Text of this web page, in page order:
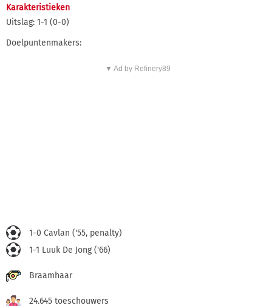
Karakteristieken
Uitslag: 1-1 (0-0)
Doelpuntenmakers:
▼ Ad by Refinery89
1-0 Cavlan ('55, penalty)
1-1 Luuk De Jong ('66)
Braamhaar
24.645 toeschouwers